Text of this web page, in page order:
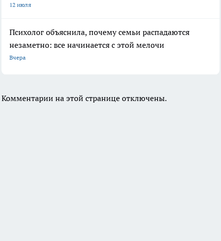
12 июля
Психолог объяснила, почему семьи распадаются
незаметно: все начинается с этой мелочи
Вчера
Комментарии на этой странице отключены.